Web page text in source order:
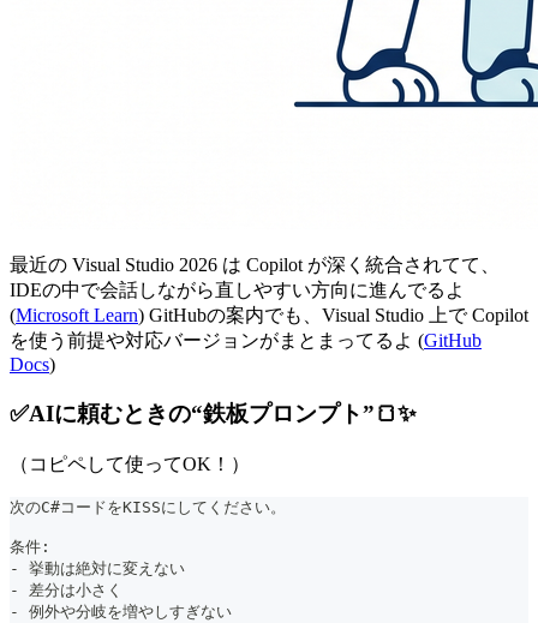
最近の Visual Studio 2026 は Copilot が深く統合されてて、
IDEの中で会話しながら直しやすい方向に進んでるよ
(Microsoft Learn) GitHubの案内でも、Visual Studio 上で Copilot
を使う前提や対応バージョンがまとまってるよ (GitHub
Docs)
✅AIに頼むときの“鉄板プロンプト”🍞✨
（コピペして使ってOK！）
次のC#コードをKISSにしてください。
条件:
- 挙動は絶対に変えない
- 差分は小さく
- 例外や分岐を増やしすぎない